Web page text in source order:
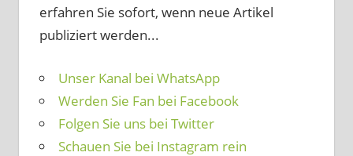
erfahren Sie sofort, wenn neue Artikel
publiziert werden...
Unser Kanal bei WhatsApp
Werden Sie Fan bei Facebook
Folgen Sie uns bei Twitter
Schauen Sie bei Instagram rein